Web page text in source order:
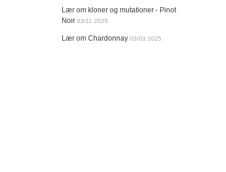
Lær om kloner og mutationer - Pinot
Noir 03/11 2025
Lær om Chardonnay 03/03 2025